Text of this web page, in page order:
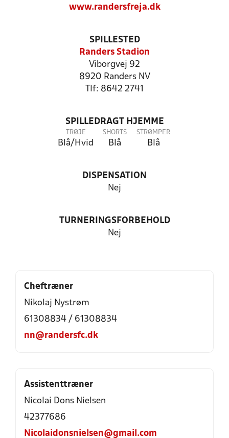
www.randersfreja.dk
SPILLESTED
Randers Stadion
Viborgvej 92
8920 Randers NV
Tlf: 8642 2741
SPILLEDRAGT HJEMME
TRØJE
Blå/Hvid
SHORTS
Blå
STRØMPER
Blå
DISPENSATION
Nej
TURNERINGSFORBEHOLD
Nej
Cheftræner
Nikolaj Nystrøm
61308834 / 61308834
nn@randersfc.dk
Assistenttræner
Nicolai Dons Nielsen
42377686
Nicolaidonsnielsen@gmail.com